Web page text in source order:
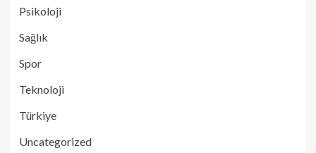
Psikoloji
Sağlık
Spor
Teknoloji
Türkiye
Uncategorized